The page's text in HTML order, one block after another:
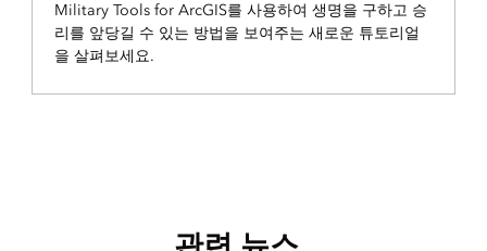
Military Tools for ArcGIS를 사용하여 생명을 구하고 승
리를 앞당길 수 있는 방법을 보여주는 새로운 튜토리얼
을 살펴보세요.